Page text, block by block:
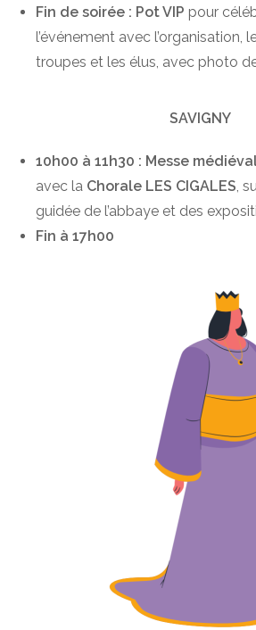
Fin de soirée : Pot VIP pour
l’événement avec l’organisation,
troupes et les élus, avec photo
SAVIGNY
10h00 à 11h30 : Messe
avec la Chorale LES CIGALES,
guidée de l’abbaye et des
Fin à 17h00